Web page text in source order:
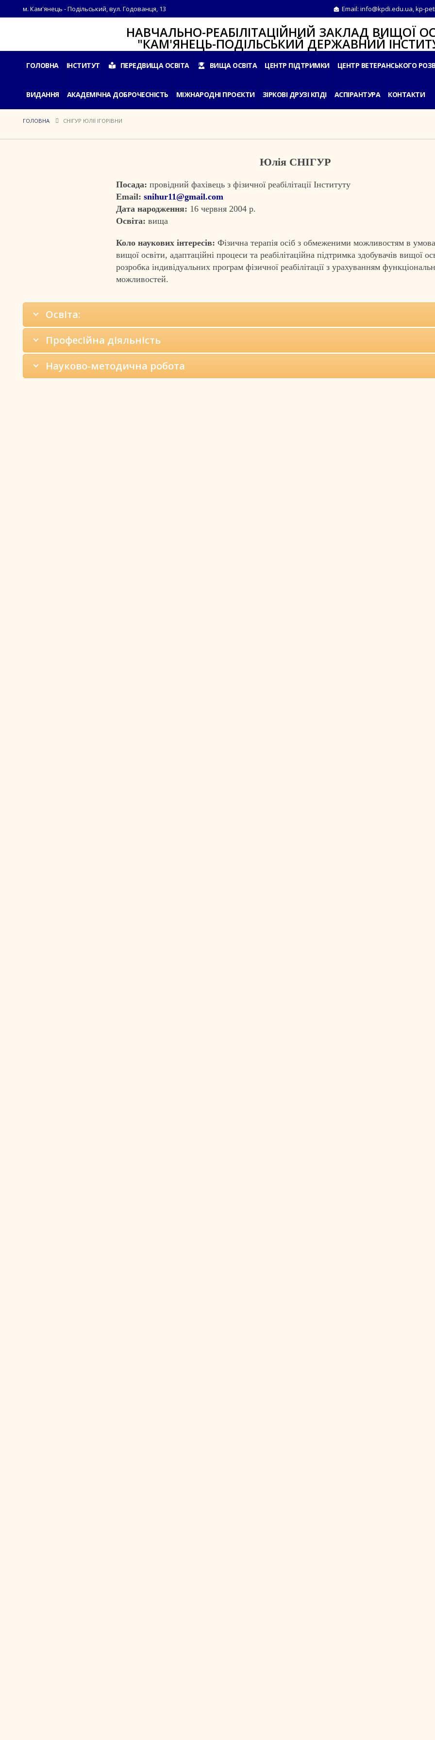
м. Кам'янець - Подільський, вул. Годованця, 13 Email: info@kpdi.edu.ua,kp-
НАВЧАЛЬНО-РЕАБІЛІТАЦІЙНИЙ ЗАКЛАД ВИЩОЇ
"КАМ'ЯНЕЦЬ-ПОДІЛЬСЬКИЙ ДЕРЖАВНИЙ
ГОЛОВНА ІНСТИТУТ ПЕРЕДВИЩА ОСВІТА ВИЩА ОСВІТА ЦЕНТР ПІДТРИМКИ ЦЕНТР ВЕТЕРАНСЬКОГО
ВИДАННЯ АКАДЕМІЧНА ДОБРОЧЕСНІСТЬ МІЖНАРОДНІ ПРОЄКТИ ЗІРКОВІ ДРУЗІ КПДІ АСПІРАНТУРА КОНТАКТИ
ГОЛОВНА СНІГУР ЮЛІЇ ІГОРІВНИ
Юлія СНІГУР
Посада: провідний фахівець з фізичної реабілітації Інституту
Email: snihur11@gmail.com
Дата народження: 16 червня 2004 р.
Освіта: вища
Коло наукових інтересів: Фізична терапія осіб з обмеженими можливостям в
вищої освіти, адаптаційні процеси та реабілітаційна підтримка здобувачів вищої
розробка індивідуальних програм фізичної реабілітації з урахуванням
можливостей.
Освіта:
Професійна діяльність
Науково-методична робота